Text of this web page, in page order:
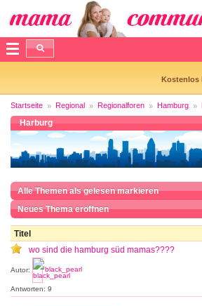
Kostenlos
Startseite Regional Regionalforen Hamburg
Harburg
Alle Themen als gelesen markieren
Neues Thema eröffnen
Titel
wo sind die hamburg süd mamas????
Autor: black_pearl
Antworten: 9